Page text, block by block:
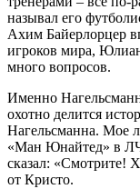
называл его
Ахим Байерлорцер
игроков мира,
много вопросов.
Именно
охотно делится
Нагельсманна. Мое
«Ман Юнайтед» в
сказал: «Смотрите!
от Кристо.